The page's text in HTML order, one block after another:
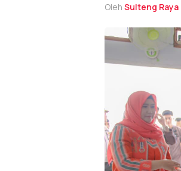
Oleh Sulteng Raya